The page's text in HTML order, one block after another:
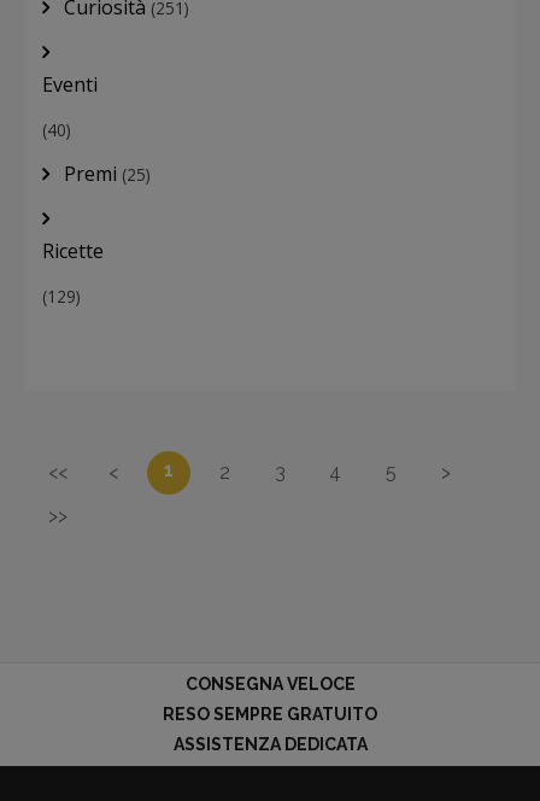
Curiosità (251)
Eventi
(40)
Premi (25)
Ricette
(129)
<< < 1 2 3 4 5
>
>>
CONSEGNA VELOCE
RESO SEMPRE GRATUITO
ASSISTENZA DEDICATA